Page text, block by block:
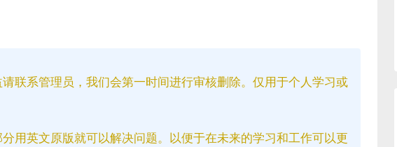
联系管理员，我们会第一时间进行审核删除。仅用于个人学习或
用英文原版就可以解决问题。以便于在未来的学习和工作可以更